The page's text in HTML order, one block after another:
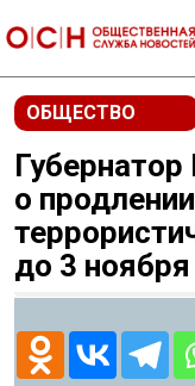
ОБЩЕСТВО
о
до 3 ноября